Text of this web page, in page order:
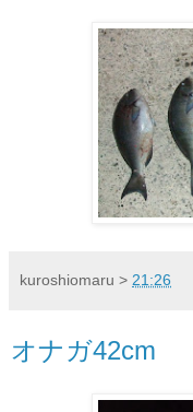
kuroshiomaru > 21:26
オナガ42cm